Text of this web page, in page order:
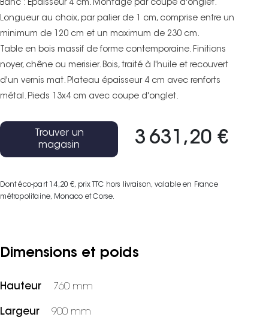
Banc : Epaisseur 4 cm. Montage par coupe d'onglet.
Longueur au choix, par palier de 1 cm, comprise entre un
minimum de 120 cm et un maximum de 230 cm.
Table en bois massif de forme contemporaine. Finitions
noyer, chêne ou merisier. Bois, traité à l'huile et recouvert
d'un vernis mat. Plateau épaisseur 4 cm avec renforts
métal. Pieds 13x4 cm avec coupe d'onglet.
3 631,20 €
Dont éco-part 14,20 €, prix TTC hors livraison, valable en France
métropolitaine, Monaco et Corse.
Trouver un
magasin
Dimensions et poids
Hauteur 760 mm
Largeur 900 mm